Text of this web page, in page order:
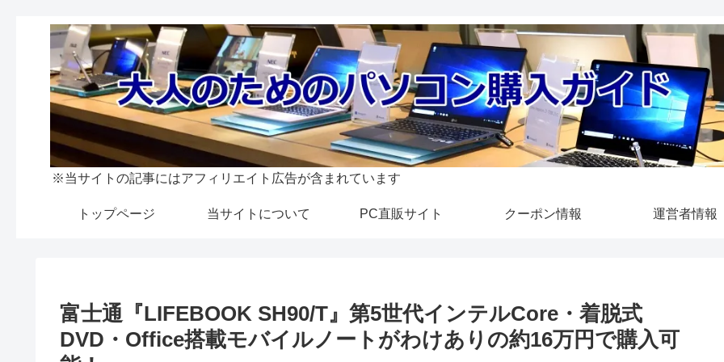
※当サイトの記事にはアフィリエイト広告が含まれています
トップページ 当サイトについて PC直販サイト クーポン情報 運営者情報
富士通『LIFEBOOK SH90/T』第5世代インテルCore・着脱式
DVD・Office搭載モバイルノートがわけありの約16万円で購入可